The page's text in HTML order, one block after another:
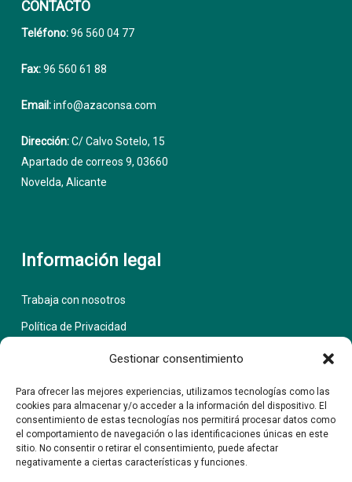
Gestionar consentimiento
Para ofrecer las mejores experiencias, utilizamos tecnologías como las
cookies para almacenar y/o acceder a la información del dispositivo. El
consentimiento de estas tecnologías nos permitirá procesar datos como
el comportamiento de navegación o las identificaciones únicas en este
sitio. No consentir o retirar el consentimiento, puede afectar
negativamente a ciertas características y funciones.
CONTACTO
Teléfono:96 560 04 77
Fax:96 560 61 88
Email:info@azaconsa.com
Dirección:C/ Calvo Sotelo, 15
Apartado de correos 9, 03660
Novelda, Alicante
Información legal
Trabaja con nosotros
Política de Privacidad
La empresa AZACONSA, S.L.
ha llevado a cabo el proyecto titulado
“Innovación en formatos a través de nueva línea de envasado
número de expedienteRCI-040000-2019-313, financiado por el